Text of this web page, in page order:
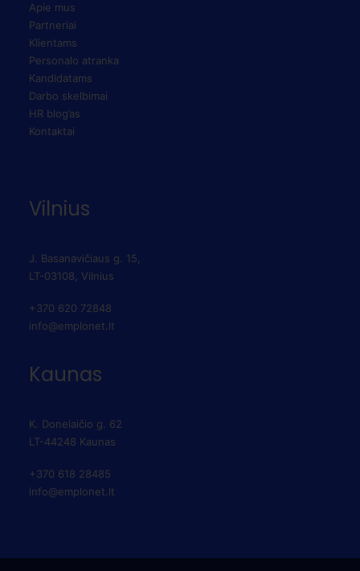
Apie mus
Partneriai
Klientams
Personalo atranka
Kandidatams
Darbo skelbimai
HR blog’as
Kontaktai
Vilnius
J. Basanavičiaus g. 15,
LT-03108, Vilnius
+370 620 72848
info@emplonet.lt
Kaunas
K. Donelaičio g. 62
LT-44248 Kaunas
+370 618 28485
info@emplonet.lt